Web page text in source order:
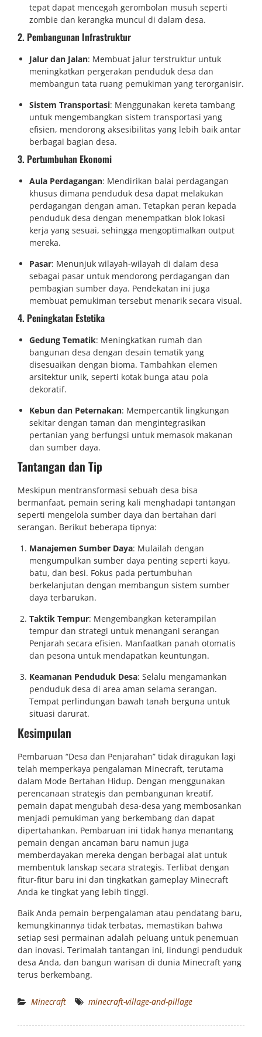
tepat dapat mencegah gerombolan musuh seperti
zombie dan kerangka muncul di dalam desa.
2. Pembangunan Infrastruktur
Jalur dan Jalan: Membuat jalur terstruktur untuk
meningkatkan pergerakan penduduk desa dan
membangun tata ruang pemukiman yang terorganisir.
Sistem Transportasi: Menggunakan kereta tambang
untuk mengembangkan sistem transportasi yang
efisien, mendorong aksesibilitas yang lebih baik antar
berbagai bagian desa.
3. Pertumbuhan Ekonomi
Aula Perdagangan: Mendirikan balai perdagangan
khusus dimana penduduk desa dapat melakukan
perdagangan dengan aman. Tetapkan peran kepada
penduduk desa dengan menempatkan blok lokasi
kerja yang sesuai, sehingga mengoptimalkan output
mereka.
Pasar: Menunjuk wilayah-wilayah di dalam desa
sebagai pasar untuk mendorong perdagangan dan
pembagian sumber daya. Pendekatan ini juga
membuat pemukiman tersebut menarik secara visual.
4. Peningkatan Estetika
Gedung Tematik: Meningkatkan rumah dan
bangunan desa dengan desain tematik yang
disesuaikan dengan bioma. Tambahkan elemen
arsitektur unik, seperti kotak bunga atau pola
dekoratif.
Kebun dan Peternakan: Mempercantik lingkungan
sekitar dengan taman dan mengintegrasikan
pertanian yang berfungsi untuk memasok makanan
dan sumber daya.
Tantangan dan Tip
Meskipun mentransformasi sebuah desa bisa
bermanfaat, pemain sering kali menghadapi tantangan
seperti mengelola sumber daya dan bertahan dari
serangan. Berikut beberapa tipnya:
Manajemen Sumber Daya: Mulailah dengan
mengumpulkan sumber daya penting seperti kayu,
batu, dan besi. Fokus pada pertumbuhan
berkelanjutan dengan membangun sistem sumber
daya terbarukan.
Taktik Tempur: Mengembangkan keterampilan
tempur dan strategi untuk menangani serangan
Penjarah secara efisien. Manfaatkan panah otomatis
dan pesona untuk mendapatkan keuntungan.
Keamanan Penduduk Desa: Selalu mengamankan
penduduk desa di area aman selama serangan.
Tempat perlindungan bawah tanah berguna untuk
situasi darurat.
Kesimpulan
Pembaruan “Desa dan Penjarahan” tidak diragukan lagi
telah memperkaya pengalaman Minecraft, terutama
dalam Mode Bertahan Hidup. Dengan menggunakan
perencanaan strategis dan pembangunan kreatif,
pemain dapat mengubah desa-desa yang membosankan
menjadi pemukiman yang berkembang dan dapat
dipertahankan. Pembaruan ini tidak hanya menantang
pemain dengan ancaman baru namun juga
memberdayakan mereka dengan berbagai alat untuk
membentuk lanskap secara strategis. Terlibat dengan
fitur-fitur baru ini dan tingkatkan gameplay Minecraft
Anda ke tingkat yang lebih tinggi.
Baik Anda pemain berpengalaman atau pendatang baru,
kemungkinannya tidak terbatas, memastikan bahwa
setiap sesi permainan adalah peluang untuk penemuan
dan inovasi. Terimalah tantangan ini, lindungi penduduk
desa Anda, dan bangun warisan di dunia Minecraft yang
terus berkembang.
Minecraft minecraft-village-and-pillage